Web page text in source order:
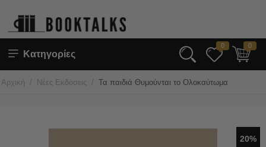
Κατηγορίες
0 0
Αρχική / Νέες Εκδόσεις / Τα παιδιά Θυμούνται το Ολοκαύτωμα
20%